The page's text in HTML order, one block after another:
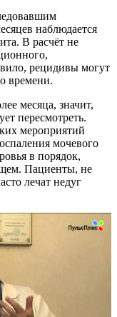
наблюдается
В расчёт не
рецидивы могут
времени.
месяца, значит,
пересмотреть.
мероприятий
мочевого
в порядок,
Пациенты, не
лечат недуг